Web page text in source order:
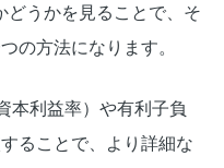
どうかを見ることで、そ
の方法になります。
本利益率）や有利子負
ることで、より詳細な